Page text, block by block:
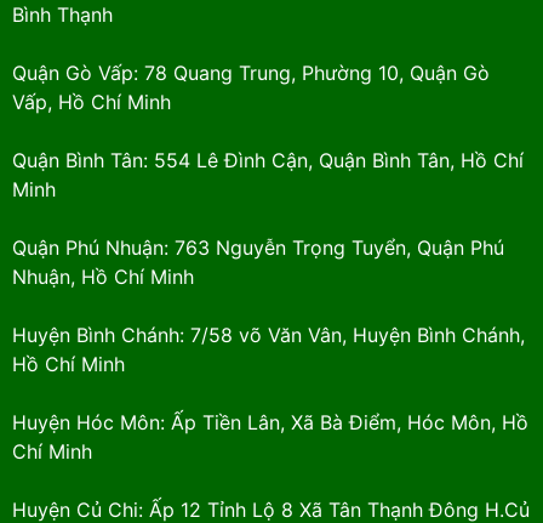
Bình Thạnh
Quận Gò Vấp: 78 Quang Trung, Phường 10, Quận Gò
Vấp, Hồ Chí Minh
Quận Bình Tân: 554 Lê Đình Cận, Quận Bình Tân, Hồ Chí
Minh
Quận Phú Nhuận: 763 Nguyễn Trọng Tuyển, Quận Phú
Nhuận, Hồ Chí Minh
Huyện Bình Chánh: 7/58 võ Văn Vân, Huyện Bình Chánh,
Hồ Chí Minh
Huyện Hóc Môn: Ấp Tiền Lân, Xã Bà Điểm, Hóc Môn, Hồ
Chí Minh
Huyện Củ Chi: Ấp 12 Tỉnh Lộ 8 Xã Tân Thạnh Đông H.Củ